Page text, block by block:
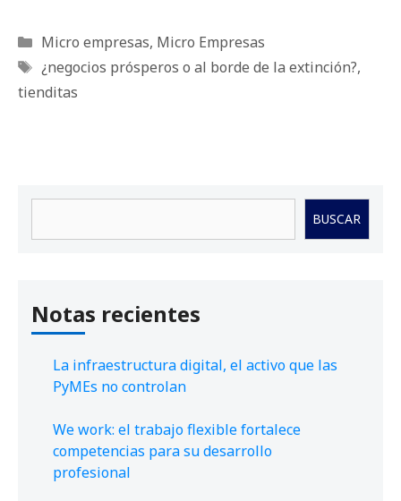
Categorías
Micro empresas, Micro Empresas
Etiquetas
¿negocios prósperos o al borde de la extinción?,
tienditas
BUSCAR
Notas recientes
La infraestructura digital, el activo que las
PyMEs no controlan
We work: el trabajo flexible fortalece
competencias para su desarrollo
profesional